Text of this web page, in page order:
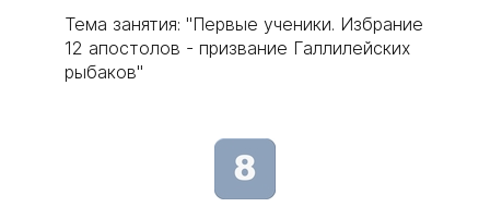
Тема занятия: "Первые ученики. Избрание
12 апостолов - призвание Галлилейских
рыбаков"